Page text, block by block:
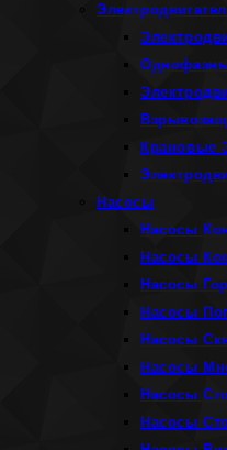
Крановые
Насосы
Насосы
Насосы
Насосы
Насосы
Насосы
Насосы
Насосы
Насосы